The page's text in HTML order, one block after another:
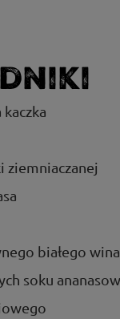
kaczka
ziemniaczanej
białego wina
soku